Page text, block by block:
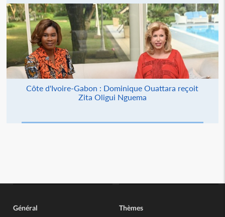
Côte d'Ivoire-Gabon : Dominique Ouattara reçoit
Zita Oligui Nguema
Général Thèmes